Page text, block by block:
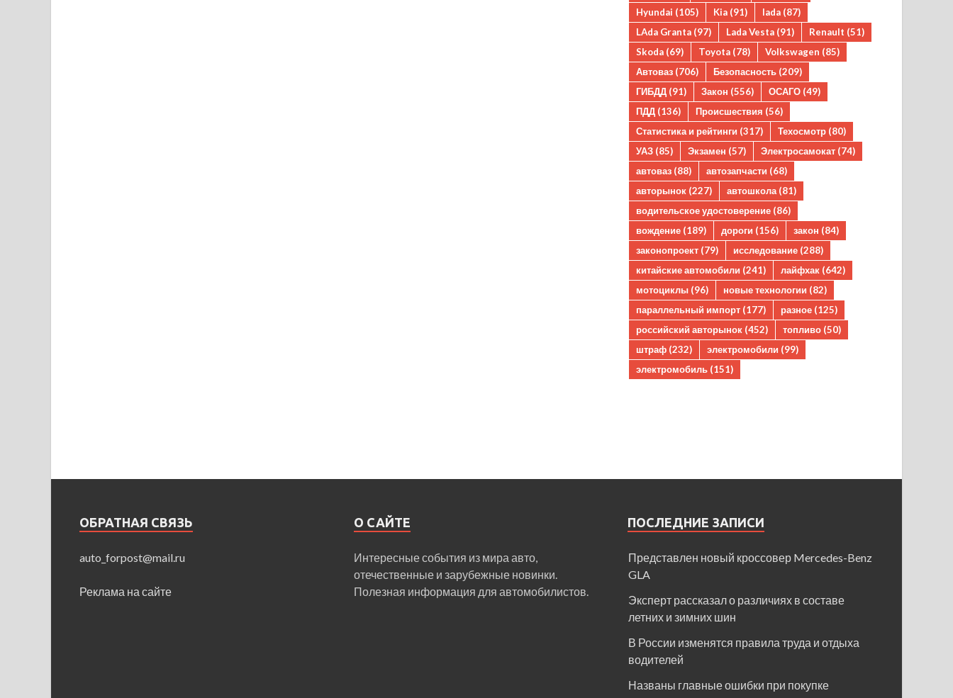
Hyundai (105) Kia (91) lada (87)
LAda Granta (97) Lada Vesta (91) Renault (51)
Skoda (69) Toyota (78) Volkswagen (85)
Автоваз (706) Безопасность (209)
ГИБДД (91) Закон (556) ОСАГО (49)
ПДД (136) Происшествия (56)
Статистика и рейтинги (317) Техосмотр (80)
УАЗ (85) Экзамен (57) Электросамокат (74)
автоваз (88) автозапчасти (68)
авторынок (227) автошкола (81)
водительское удостоверение (86)
вождение (189) дороги (156) закон (84)
законопроект (79) исследование (288)
китайские автомобили (241) лайфхак (642)
мотоциклы (96) новые технологии (82)
параллельный импорт (177) разное (125)
российский авторынок (452) топливо (50)
штраф (232) электромобили (99)
электромобиль (151)
ОБРАТНАЯ СВЯЗЬ
auto_forpost@mail.ru
Реклама на сайте
О САЙТЕ
Интересные события из мира авто,
отечественные и зарубежные новинки.
Полезная информация для автомобилистов.
ПОСЛЕДНИЕ ЗАПИСИ
Представлен новый кроссовер Mercedes-Benz
GLA
Эксперт рассказал о различиях в составе
летних и зимних шин
В России изменятся правила труда и отдыха
водителей
Названы главные ошибки при покупке